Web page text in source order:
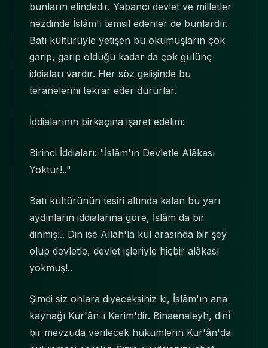
bunların elindedir. Yabancı devlet ve milletler
nezdinde İslâm'ı temsil edenler de bunlardır.
Batı kültürüyle yetişen bu okumuşların çok
garip, garip olduğu kadar da çok gülünç
iddiaları vardır. Her söz gelişinde bu
teranelerini tekrar eder dururlar.
İddialarının birkaçına işaret edelim:
Birinci İddiaları: "İslâm'ın Devletle Alâkası
Yoktur!.."
Batı kültürünün tesiri altında kalan bu yarı
aydınların iddialarına göre, İslâm da bir
dinmiş!.. Din ise Allah'la kul arasında bir şey
olup devletle, devlet işleriyle hiçbir alâkası
yokmuş!..
Şimdi siz onlara diyeceksiniz ki, İslâm'ın ana
kaynağı Kur'ân-ı Kerim'dir. Binaenaleyh, dinî
bir mevzuda verilecek hükümlerin Kur'ân'da